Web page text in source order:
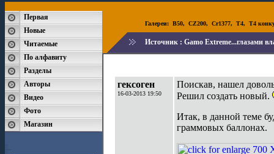
Первая
Новые
Читаемые
По алфавиту
Разделы
Авторы
Видео
Фото
Магазин
Галереи: B50, CZ200, Cr1377, T4, T4
Источник : Gamo Extreme...глазами
гексоген
16-03-2013 19:50
Поискав, нашел
Решил создать новый.
Итак, в данной теме
граммовых баллонах.